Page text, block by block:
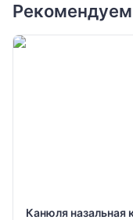
Канюля назальная